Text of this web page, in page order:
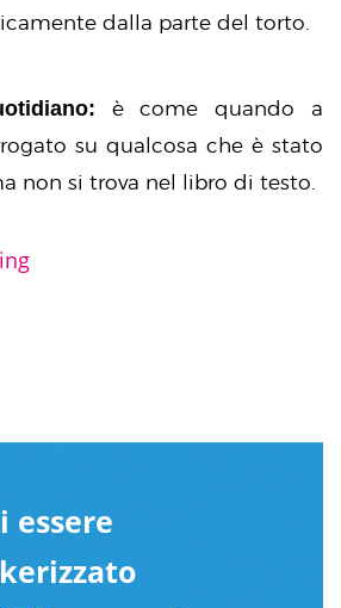
dalla parte del torto.
è come quando a
su qualcosa che è stato
non si trova nel libro di testo.
essere